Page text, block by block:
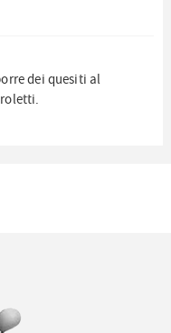
dei quesiti al